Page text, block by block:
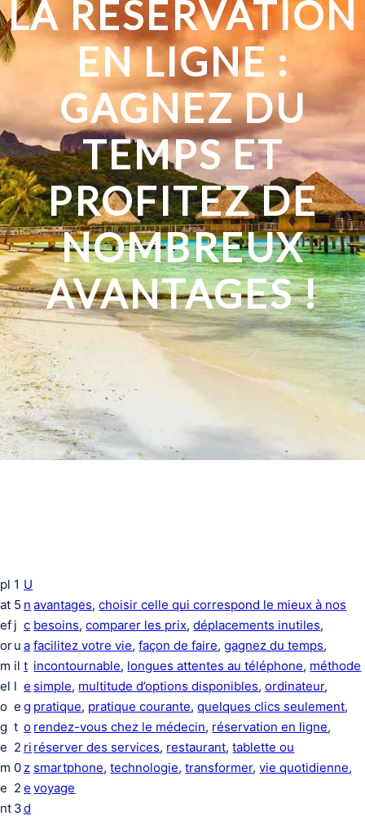
LA RÉSERVATION
EN LIGNE :
GAGNEZ DU
TEMPS ET
PROFITEZ DE
NOMBREUX
AVANTAGES !
pl
at
ef
or
m
el
o
g
e
m
e
nt
1
5
j
u
il
l
e
t
2
0
2
3
U
n
c
a
t
e
g
o
ri
z
e
d
avantages, choisir celle qui correspond le mieux à nos
besoins, comparer les prix, déplacements inutiles
facilitez votre vie, façon de faire, gagnez du temps
incontournable, longues attentes au téléphone, méthode
simple, multitude d’options disponibles, ordinateur
pratique, pratique courante, quelques clics seulement
rendez-vous chez le médecin, réservation en ligne
réserver des services, restaurant, tablette ou
smartphone, technologie, transformer, vie quotidienne
voyage